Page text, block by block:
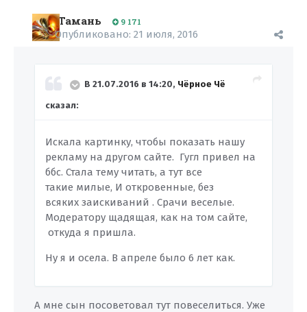
Тамань 9 171
Опубликовано: 21 июля, 2016
В 21.07.2016 в 14:20, Чёрное Чё
сказал:
Искала картинку, чтобы показать нашу
рекламу на другом сайте. Гугл привел на
ббс. Стала тему читать, а тут все
такие милые, И откровенные, без
всяких заискиваний . Срачи веселые.
Модератору щадящая, как на том сайте,
откуда я пришла.
Ну я и осела. В апреле было 6 лет как.
А мне сын посоветовал тут повеселиться. Уже